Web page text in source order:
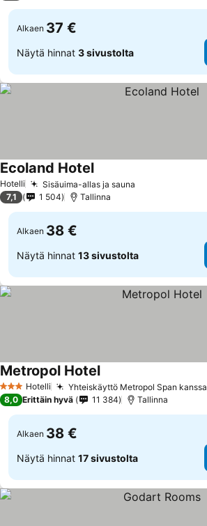
Alkaen 37 €
Näytä hinnat 3 sivustolta
Hotelli Sisäuima-allas ja sauna
Ecoland Hotel
7,1 1 504 Tallinna
Alkaen 38 €
Näytä hinnat 13 sivustolta
3 Tähtiluokitus
Hotelli Yhteiskäyttö Metropol Span kanssa
Metropol Hotel
8,0 Erittäin hyvä 11 384 Tallinna
Alkaen 38 €
Näytä hinnat 17 sivustolta